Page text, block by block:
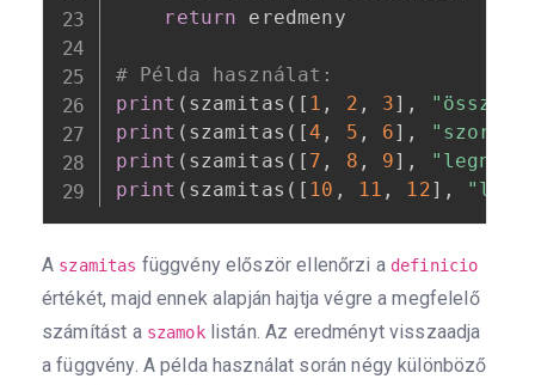
return eredmeny
# Példa használat:
print ( szamitas ( [ 1 , 2 , 3] , "összeg"
print ( szamitas ( [4 , 5 , 6] ,
print ( szamitas ( [ 7 , 8 , 9] ,
print ( szamitas ( [ 10 , 11 , 12] ,
A szamitas függvény először ellenőrzi a definicio
értékét, majd ennek alapján hajtja végre a megfelelő
számítást a szamoklistán. Az eredményt visszaadja
a függvény. A példa használat során négy különböző